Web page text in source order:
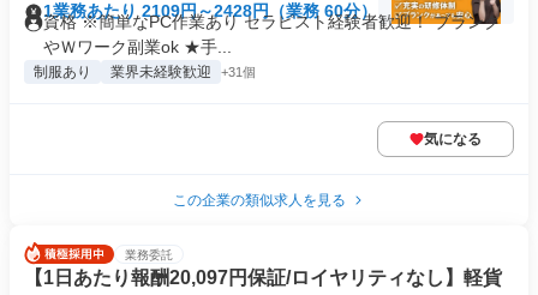
1業務あたり 2109円～2428円（業務 60分）
資格 ※簡単なPC作業あり セラピスト経験者歓迎！ ブランク
やＷワーク副業ok ★手...
制服あり 業界未経験歓迎 +31個
気になる
この企業の類似求人を見る
業務委託
【1日あたり報酬20,097円保証/ロイヤリティなし】軽貨